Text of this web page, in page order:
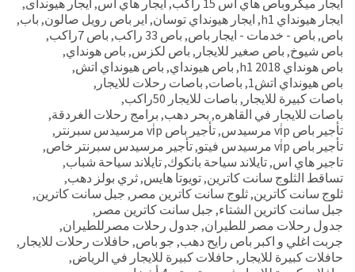
ايجار هيونداي h1
, ايجار هيونداي توسان, اير باص رويل صالون, باب,
باص, باص - خدمات - ايجار باص, باص 33 راكب , باص 7راكب
,
باص شيوخ, باص صغير للايجار , باص لكزس, باص هونداي,
باص هونداي h1 2018
, باص هيونداي, باص هيونداي اتش,
باص هيونداي اتش1 , باصات, باصات رحلات للايجار ,
باصات كبيرة للايجار , باصات للايجار 50راكب
,
باصات للايجار في القاهره, بحر دهب, برامج رحلات الغردقة,
تأجير باص vi̇p مرسيدس
,تأجير باص vi̇p مرسيدس سبرنتر
,
تأجير باص vi̇p مرسيدس فيتو
,تأجير مرسيدس سبرنتر خاص,
تاجير هاي اس,تايلاند سياحة بانكوك,تايلاند سياحة شباب,
تساقط الثلوج سانت كاترين,تويوتا هايس,ثري بولز دهب,
ثلوج سانت كاترين,ثلوج سانت كاترين مصر , جبل سانت كاترين,
جبل سانت كاترين الشتاء, جبل سانت كاترين مصر ,
جدول رحلات مصر للطيران, جدول رحلات مصرللطيران,
جربت اغلي و اكبر باص رايح دهب, جو باص, حافلات رحلات للايجار ,
حافلات كبيرة للايجار , حافلات كبيرة للايجار في الرياض,